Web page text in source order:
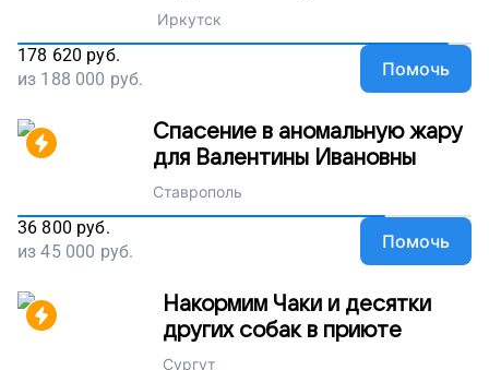
Иркутск
178 620 руб.
из 188 000 руб. Помочь
Спасение в аномальную жару
для Валентины Ивановны
Ставрополь
36 800 руб.
из45 000 руб. Помочь
Накормим Чаки и десятки
других собак в приюте
Сургут